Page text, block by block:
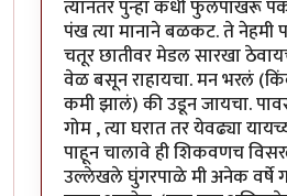
त्यानंतर पुन्हा कधी फुलपाखरू
पंख त्या मानाने बळकट. ते
चतूर छातीवर मेडल सारखा
वेळ बसून राहायचा. मन भरलं
कमी झालं) की उडून जायचा.
गोम , त्या घरात तर येवढ्या
पाहून चालावे ही शिकवणच
उल्लेखले घुंगरपाळे मी अनेक वर्षे